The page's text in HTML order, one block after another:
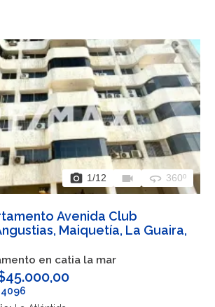
photo_camera 1/12 videocam 360 360º
Avenida Club
Maiquetía, La Guaira,
en catia la mar